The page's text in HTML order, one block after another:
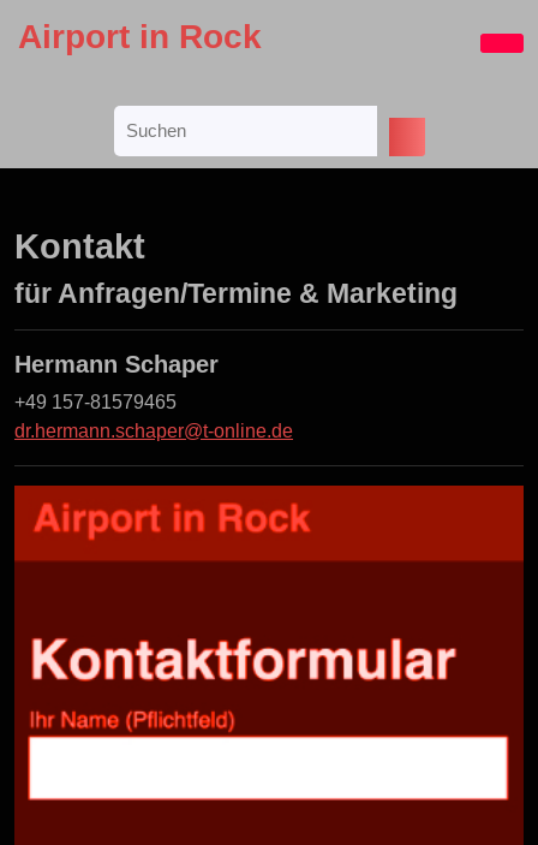
Airport in Rock
Kontakt
für Anfragen/Termine & Marketing
Hermann Schaper
+49 157-81579465
dr.hermann.schaper@t-online.de